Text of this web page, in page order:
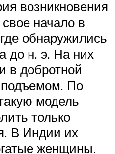
возникновения
начало в
обнаружились
до н. э. На них
в добротной
По
модель
только
В Индии их
женщины.